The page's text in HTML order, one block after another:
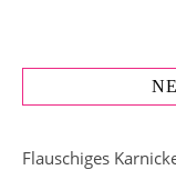
Flauschiges